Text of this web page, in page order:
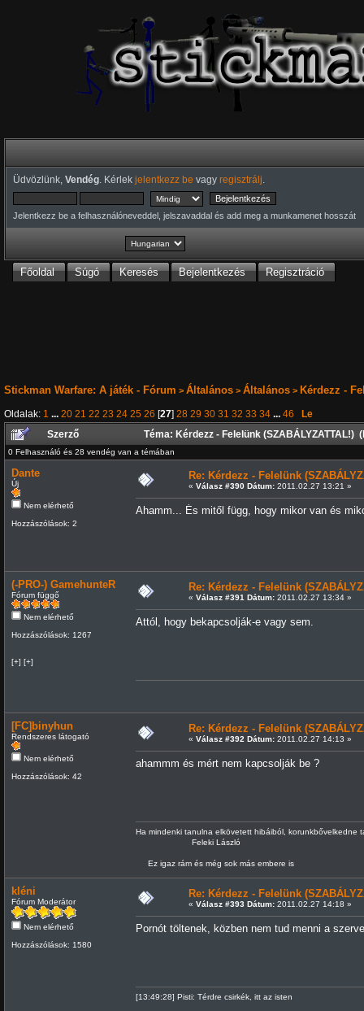
Üdvözlünk, Vendég. Kérlek jelentkezz be vagy regisztrálj
Jelentkezz be a felhasználóneveddel, jelszavaddal és add meg a munkamenet hosszát
Főoldal Súgó Keresés Bejelentkezés Regisztráció
Stickman Warfare: A játék - Fórum > Általános> Általános> Kérdezz -
Oldalak: 1 ... 20 21 22 23 24 25 26 [27] 28 29 30 31 32 33 34 ... 46
Le
Szerző
Téma: Kérdezz - Felelünk (SZABÁLYZATTAL!)
0 Felhasználó és 28 vendég van a témában
Dante
Új
Nem elérhető
Hozzászólások: 2
Re: Kérdezz - Felelünk
« Válasz #390 Dátum:2011.02.27 13:21 »
Ahamm... És mitől függ, hogy mikor van és
(-PRO-) GamehunteR
Fórum függő
Nem elérhető
Hozzászólások: 1267
[+] [+]
Re: Kérdezz - Felelünk
« Válasz #391 Dátum:2011.02.27 13:34 »
Attól, hogy bekapcsolják-e vagy sem.
[FC]binyhun
Rendszeres látogató
Nem elérhető
Hozzászólások: 42
Re: Kérdezz - Felelünk
« Válasz #392 Dátum:2011.02.27 14:13 »
ahammm és mért nem kapcsolják be ?
Ha mindenki tanulna elkövetett hibáiból, korunkbővelkedne
Feleki László
Ez igaz rám és még sok más embere is
kléni
Fórum Moderátor
Nem elérhető
Hozzászólások: 1580
Re: Kérdezz - Felelünk
« Válasz #393 Dátum:2011.02.27 14:18 »
Pornót töltenek, közben nem tud menni a
[13:49:28] Pisti: Térdre csirkék, itt az isten